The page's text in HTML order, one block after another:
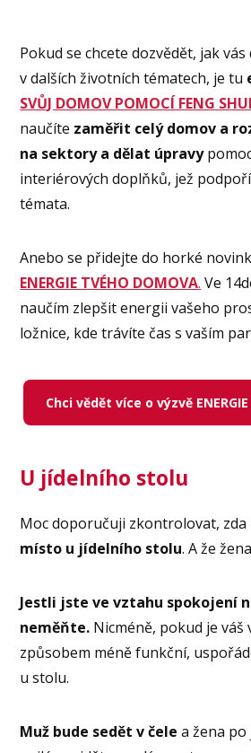
Pokud se chcete dozvědět, jak
v dalších životních tématech, je tu
SVŮJ DOMOV POMOCÍ FENG SHUI
naučíte zaměřit celý domov a
na sektory a dělat úpravy
interiérových doplňků, jež
témata.
Anebo se přidejte do horké
ENERGIE TVÉHO DOMOVA. Ve
naučím zlepšit energii vašeho
ložnice, kde trávíte čas s vaším
Chci vědět více o výzvě ENERGIE
U jídelního stolu
Moc doporučuji zkontrolovat, zda
místo u jídelního stolu. A že
Jestli jste ve vztahu spokojení
neměňte. Nicméně, pokud je váš
způsobem méně funkční,
u stolu.
Muž bude sedět v čele a žena po